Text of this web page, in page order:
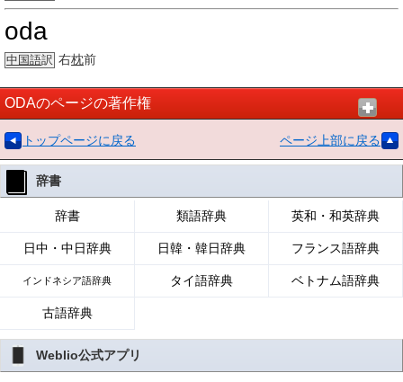
oda
中国語訳 右枕前
ODAのページの著作権
トップページに戻る ページ上部に戻る
辞書
辞書 類語辞典 英和・和英辞典
日中・中日辞典 日韓・韓日辞典 フランス語辞典
インドネシア語辞典 タイ語辞典 ベトナム語辞典
古語辞典
Weblio公式アプリ